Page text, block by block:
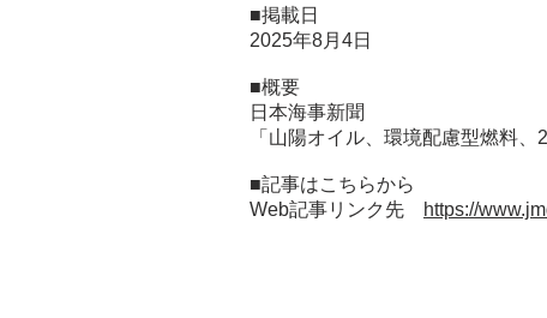
■掲載日
2025年8月4日
■概要
日本海事新聞
「山陽オイル、環境配慮型燃料
■記事はこちらから
Web記事リンク先
https://